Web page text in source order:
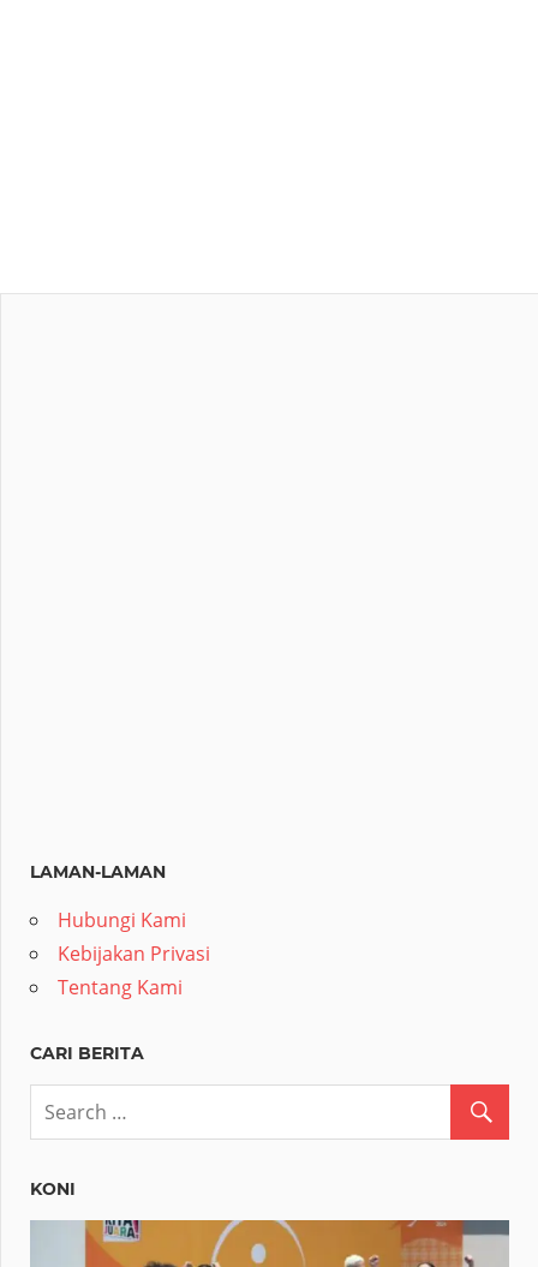
LAMAN-LAMAN
Hubungi Kami
Kebijakan Privasi
Tentang Kami
CARI BERITA
KONI